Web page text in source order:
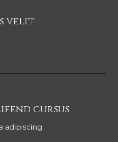
velit
cursus
adipiscing